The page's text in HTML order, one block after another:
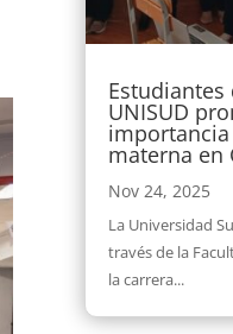
UNISUD
materna en
Nov 24, 2025
La Universidad
través de la
la carrera...